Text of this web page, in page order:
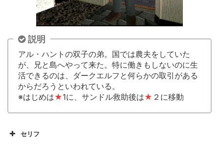
説明
アル・ハントの双子の弟。国では農夫をしていた
が、兄と島へやって来た。特に働きもしないのに生
活できるのは、ダークエルフと何らかの取引がある
からだろうといわれている。
※はじめは★1に、サンドル救助後は★ ２に移動
セリフ